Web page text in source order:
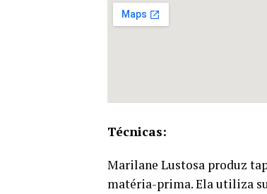
Técnicas:
Marilane Lustosa produz
matéria-prima. Ela utiliza